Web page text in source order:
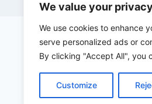
We value your privacy
We use cookies to enhance
serve personalized ads or
By clicking "Accept All", you
Customize